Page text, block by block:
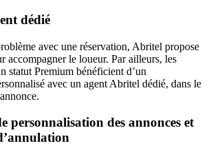
dédié
avec une réservation, Abritel propose
accompagner le loueur. Par ailleurs, les
statut Premium bénéficient d’un
avec un agent Abritel dédié, dans le
personnalisation des annonces et